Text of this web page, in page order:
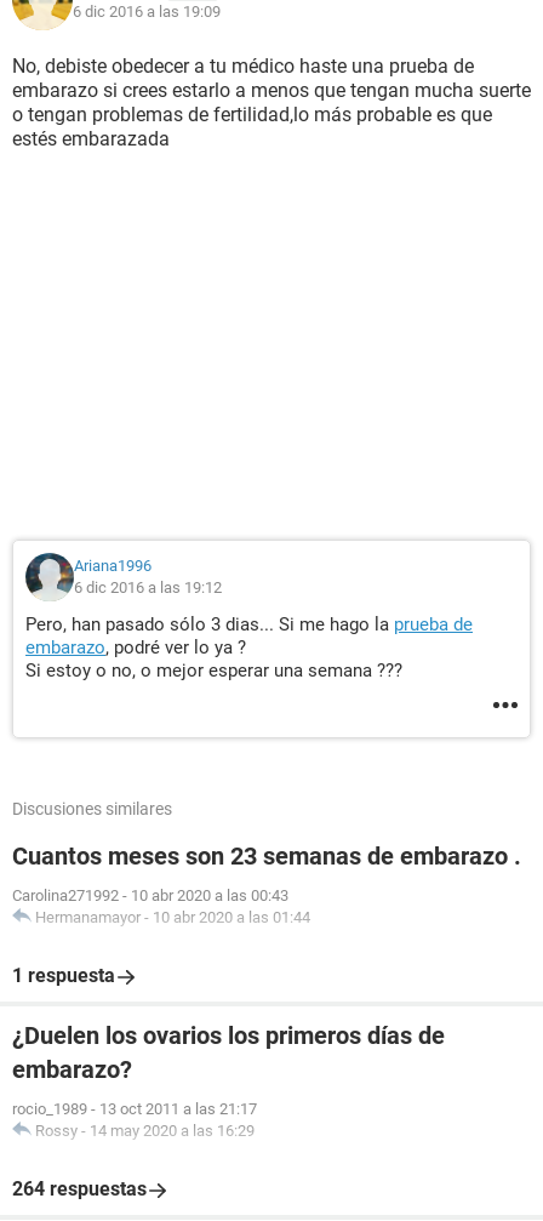
6 dic 2016 a las 19:09
No, debiste obedecer a tu médico haste una prueba de
embarazo si crees estarlo a menos que tengan mucha suerte
o tengan problemas de fertilidad,lo más probable es que
estés embarazada
Ariana1996
6 dic 2016 a las 19:12
Pero, han pasado sólo 3 dias... Si me hago la prueba de
embarazo, podré ver lo ya ?
Si estoy o no, o mejor esperar una semana ???
Discusiones similares
Cuantos meses son 23 semanas de embarazo .
Carolina271992 - 10 abr 2020 a las 00:43
Hermanamayor - 10 abr 2020 a las 01:44
1 respuesta
¿Duelen los ovarios los primeros días de
embarazo?
rocio_1989 - 13 oct 2011 a las 21:17
Rossy - 14 may 2020 a las 16:29
264 respuestas